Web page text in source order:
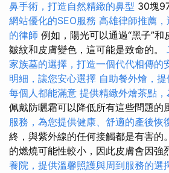
鼻手術，打造自然精緻的鼻型 30塊
網站優化的SEO服務 高雄律師推薦
的律師 例如，陽光可以通過“黑子”和
皺紋和皮膚變色，這可能是致命的。
家族墓的選擇，打造一個代代相傳的
明細，讓您安心選擇 自助餐外燴，
每個人都能滿意 提供精緻外燴茶點
佩戴防曬霜可以降低所有這些問題的
服務，為您提供健康、舒適的產後恢
終，與紫外線的任何接觸都是有害的
的燃燒可能性較小，因此皮膚會因強
養院，提供溫馨照護與周到服務的選